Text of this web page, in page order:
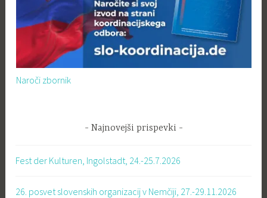
Naroči zbornik
Najnovejši prispevki
Fest der Kulturen, Ingolstadt, 24.-25.7.2026
26. posvet slovenskih organizacij v Nemčiji, 27.-29.11.2026